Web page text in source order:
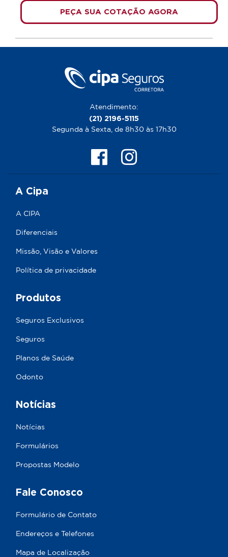
PEÇA SUA COTAÇÃO AGORA
Atendimento:
(21) 2196-5115
Segunda à Sexta, de 8h30 às 17h30
A Cipa
A CIPA
Diferenciais
Missão, Visão e Valores
Política de privacidade
Produtos
Seguros Exclusivos
Seguros
Planos de Saúde
Odonto
Notícias
Notícias
Formulários
Propostas Modelo
Fale Conosco
Formulário de Contato
Endereços e Telefones
Mapa de Localização